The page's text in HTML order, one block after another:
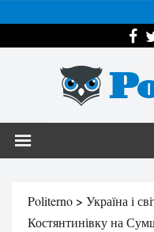
Politerno > Україна і
Костянтинівку на